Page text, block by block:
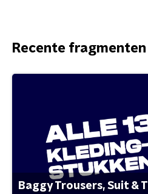
Recente fragmenten
Baggy Trousers, Suit &